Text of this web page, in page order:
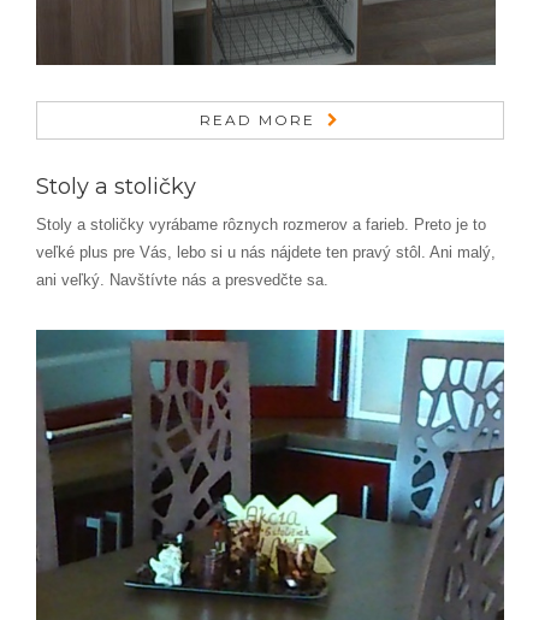
READ MORE
Stoly a stoličky
Stoly a stoličky vyrábame rôznych rozmerov a farieb. Preto je to
veľké plus pre Vás, lebo si u nás nájdete ten pravý stôl. Ani malý,
ani veľký. Navštívte nás a presvedčte sa.